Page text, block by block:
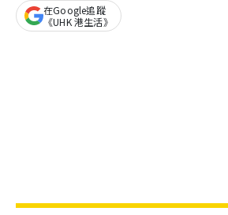
在Google追蹤
《UHK 港生活》